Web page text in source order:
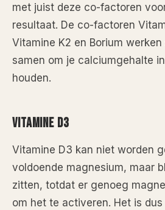
met juist deze co-factoren
resultaat. De co-factoren
Vitamine K2 en Borium
samen om je calciumgehalte
houden.
VITAMINE D3
Vitamine D3 kan niet worden
voldoende magnesium, maar
zitten, totdat er genoeg
om het te activeren. Het is dus